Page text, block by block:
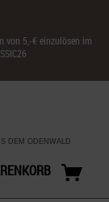
von 5,-€ einzulösen im
DEM ODENWALD